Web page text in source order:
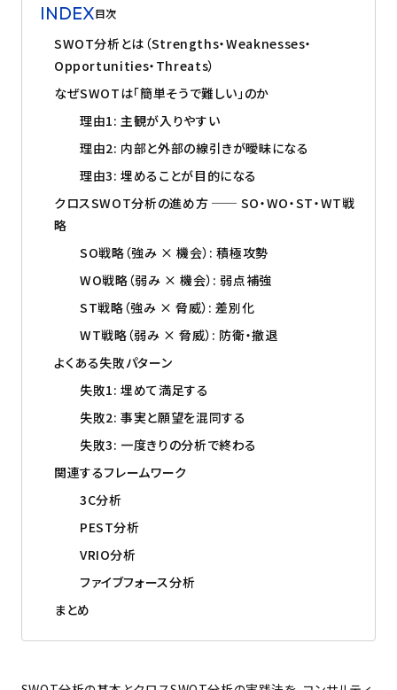
INDEX目次
SWOT分析とは（Strengths・Weaknesses・
Opportunities・Threats）
なぜSWOTは「簡単そうで難しい」のか
理由1: 主観が入りやすい
理由2: 内部と外部の線引きが曖昧になる
理由3: 埋めることが目的になる
クロスSWOT分析の進め方 ── SO・WO・ST・WT戦
略
SO戦略（強み × 機会）: 積極攻勢
WO戦略（弱み × 機会）: 弱点補強
ST戦略（強み × 脅威）: 差別化
WT戦略（弱み × 脅威）: 防衛・撤退
よくある失敗パターン
失敗1: 埋めて満足する
失敗2: 事実と願望を混同する
失敗3: 一度きりの分析で終わる
関連するフレームワーク
3C分析
PEST分析
VRIO分析
ファイブフォース分析
まとめ